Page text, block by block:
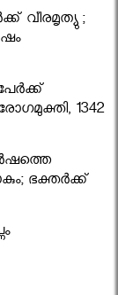
വീരമൃത്യു ;
1342
ഭക്തർക്ക്